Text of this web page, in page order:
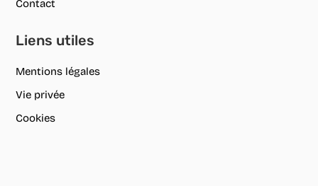
Contact
Liens utiles
Mentions légales
Vie privée
Cookies